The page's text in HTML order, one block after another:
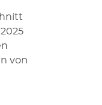
von